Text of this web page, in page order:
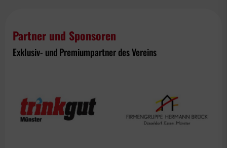
Partner und Sponsoren
Exklusiv- und Premiumpartner des Vereins